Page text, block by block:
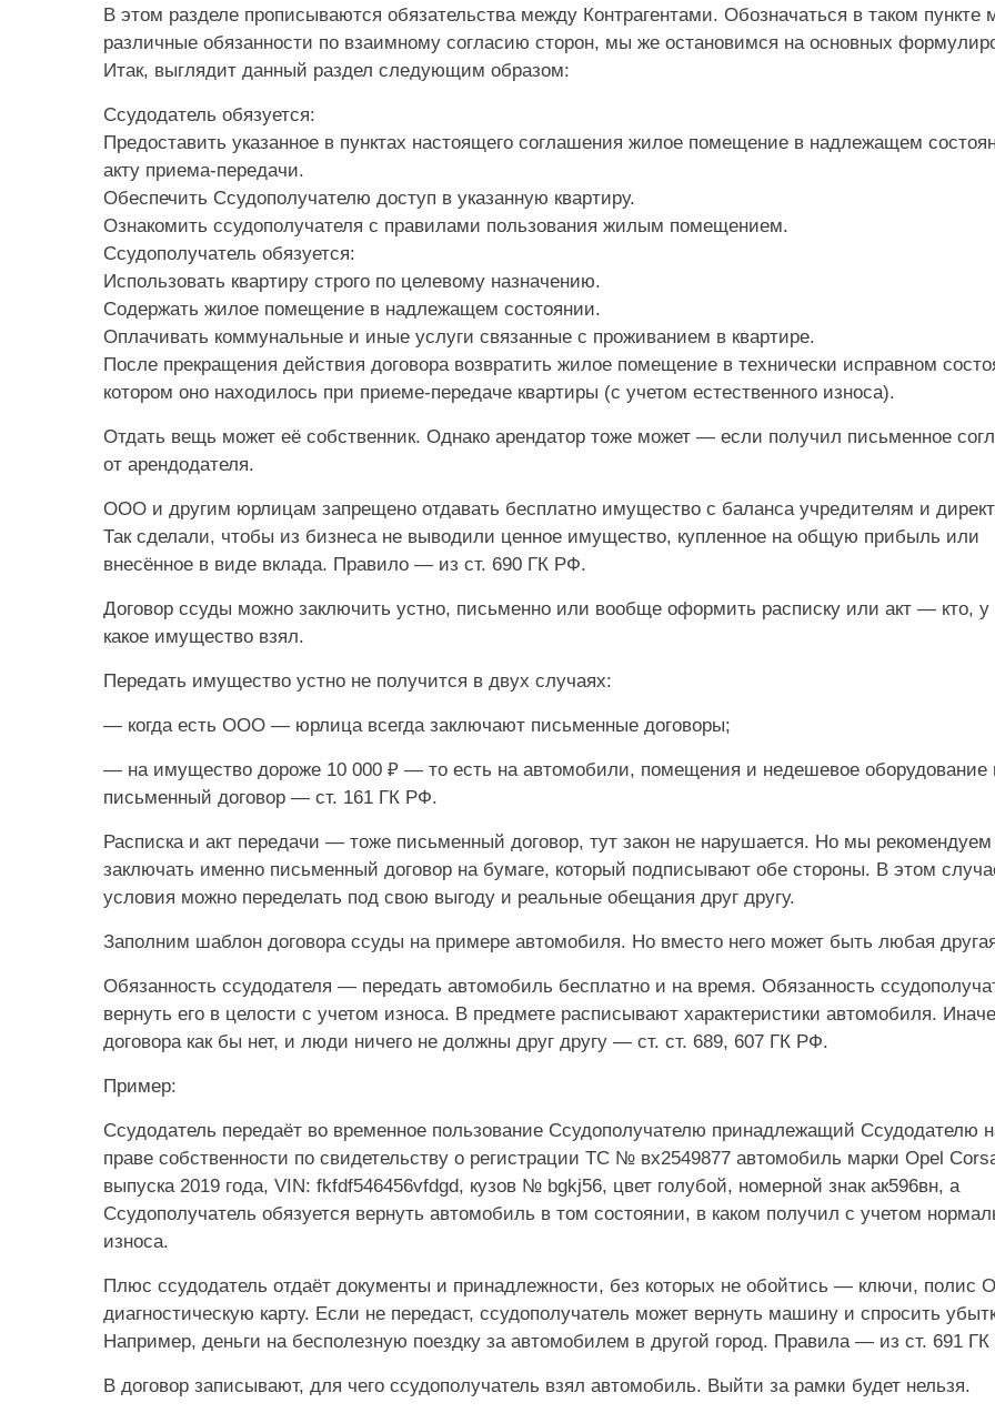
В этом разделе прописываются обязательства между Контрагентами. Обозначаться в таком пункте
различные обязанности по взаимному согласию сторон, мы же остановимся на основных
Итак, выглядит данный раздел следующим образом:
Ссудодатель обязуется:
Предоставить указанное в пунктах настоящего соглашения жилое помещение в надлежащем
акту приема-передачи.
Обеспечить Ссудополучателю доступ в указанную квартиру.
Ознакомить ссудополучателя с правилами пользования жилым помещением.
Ссудополучатель обязуется:
Использовать квартиру строго по целевому назначению.
Содержать жилое помещение в надлежащем состоянии.
Оплачивать коммунальные и иные услуги связанные с проживанием в квартире.
После прекращения действия договора возвратить жилое помещение в технически исправном
котором оно находилось при приеме-передаче квартиры (с учетом естественного износа).
Отдать вещь может её собственник. Однако арендатор тоже может — если получил письменное
от арендодателя.
ООО и другим юрлицам запрещено отдавать бесплатно имущество с баланса учредителям и
Так сделали, чтобы из бизнеса не выводили ценное имущество, купленное на общую прибыль или
внесённое в виде вклада. Правило — из ст. 690 ГК РФ.
Договор ссуды можно заключить устно, письменно или вообще оформить расписку или акт — кто, у
какое имущество взял.
Передать имущество устно не получится в двух случаях:
— когда есть ООО — юрлица всегда заключают письменные договоры;
— на имущество дороже 10 000 ₽ — то есть на автомобили, помещения и недешевое оборудование
письменный договор — ст. 161 ГК РФ.
Расписка и акт передачи — тоже письменный договор, тут закон не нарушается. Но мы рекомендуем
заключать именно письменный договор на бумаге, который подписывают обе стороны. В этом
условия можно переделать под свою выгоду и реальные обещания друг другу.
Заполним шаблон договора ссуды на примере автомобиля. Но вместо него может быть любая
Обязанность ссудодателя — передать автомобиль бесплатно и на время. Обязанность
вернуть его в целости с учетом износа. В предмете расписывают характеристики автомобиля. Иначе
договора как бы нет, и люди ничего не должны друг другу — ст. ст. 689, 607 ГК РФ.
Пример:
Ссудодатель передаёт во временное пользование Ссудополучателю принадлежащий Ссудодателю
праве собственности по свидетельству о регистрации ТС № вх2549877 автомобиль марки Opel
выпуска 2019 года, VIN: fkfdf546456vfdgd, кузов № bgkj56, цвет голубой, номерной знак ак596вн, а
Ссудополучатель обязуется вернуть автомобиль в том состоянии, в каком получил с учетом
износа.
Плюс ссудодатель отдаёт документы и принадлежности, без которых не обойтись — ключи, полис
диагностическую карту. Если не передаст, ссудополучатель может вернуть машину и спросить
Например, деньги на бесполезную поездку за автомобилем в другой город. Правила — из ст. 691
В договор записывают, для чего ссудополучатель взял автомобиль. Выйти за рамки будет нельзя.